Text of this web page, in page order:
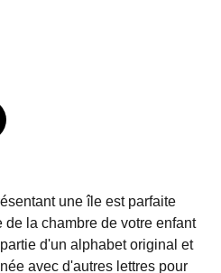
une île est parfaite
la chambre de votre enfant
d'un alphabet original et
avec d'autres lettres pour